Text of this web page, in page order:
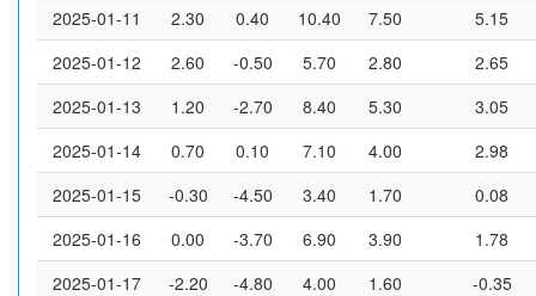
2025-01-11
2.30 0.40 10.40 7.50
5.15
2025-01-12
2.60 -0.50 5.70 2.80
2.65
2025-01-13
1.20 -2.70 8.40 5.30
3.05
2025-01-14
0.70 0.10 7.10 4.00
2.98
2025-01-15
-0.30 -4.50 3.40 1.70
0.08
2025-01-16
0.00 -3.70 6.90 3.90
1.78
2025-01-17
-2.20 -4.80 4.00 1.60
-0.35